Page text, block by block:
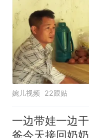
婉儿视频 22跟贴
一边带娃一边
爸今天接回奶